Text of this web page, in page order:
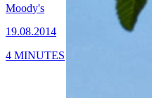
Moody's
19.08.2014
4 MINUTES